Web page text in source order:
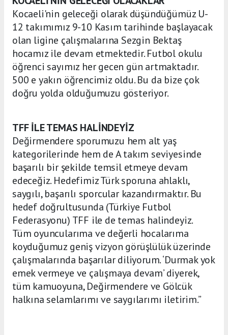
Kocaeli'nin geleceği olarak düşündüğümüz U-
12 takımımız 9-10 Kasım tarihinde başlayacak
olan ligine çalışmalarına Sezgin Bektaş
hocamız ile devam etmektedir. Futbol okulu
öğrenci sayımız her gecen gün artmaktadır.
500 e yakın öğrencimiz oldu. Bu da bize çok
doğru yolda olduğumuzu gösteriyor.
TFF İLE TEMAS HALİNDEYİZ
Değirmendere sporumuzu hem alt yaş
kategorilerinde hem de A takım seviyesinde
başarılı bir şekilde temsil etmeye devam
edeceğiz. Hedefimiz Türk sporuna ahlaklı,
saygılı, başarılı sporcular kazandırmaktır. Bu
hedef doğrultusunda (Türkiye Futbol
Federasyonu) TFF ile de temas halindeyiz.
Tüm oyuncularıma ve değerli hocalarıma
koyduğumuz geniş vizyon görüşlülük üzerinde
çalışmalarında başarılar diliyorum. ‘Durmak yok
emek vermeye ve çalışmaya devam’ diyerek,
tüm kamuoyuna, Değirmendere ve Gölcük
halkına selamlarımı ve saygılarımı iletirim.”